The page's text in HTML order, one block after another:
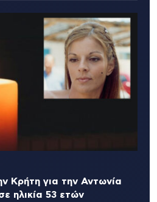
Κρήτη για την Αντωνία
ηλικία 53 ετών